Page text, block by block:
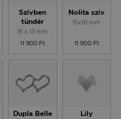
Szívben
tündér
15 x 13 mm
11 900 Ft
Nolita szív
15x10 mm
11 900 Ft
Dupla Belle Lily